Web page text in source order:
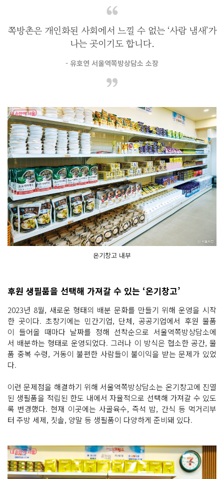
쪽방촌은 개인화된 사회에서 느낄 수 없는 ‘사람 냄새’가
나는 곳이기도 합니다.
- 유호연 서울역쪽방상담소 소장
온기창고 내부
후원 생필품을 선택해 가져갈 수 있는 ‘온기창고’
2023년 8월, 새로운 형태의 배분 문화를 만들기 위해 운영을 시작
한 곳이다. 초창기에는 민간기업, 단체, 공공기업에서 후원 물품
이 들어올 때마다 날짜를 정해 선착순으로 서울역쪽방상담소에
서 배분하는 형태로 운영되었다. 그러나 이 방식은 협소한 공간, 물
품 중복 수령, 거동이 불편한 사람들이 불이익을 받는 문제가 있었
다.
이런 문제점을 해결하기 위해 서울역쪽방상담소는 온기창고에 진열
된 생필품을 적립된 한도 내에서 자율적으로 선택해 가져갈 수 있도
록 변경했다. 현재 이곳에는 사골육수, 즉석 밥, 간식 등 먹거리부
터 주방 세제, 칫솔, 양말 등 생필품이 다양하게 준비돼 있다.